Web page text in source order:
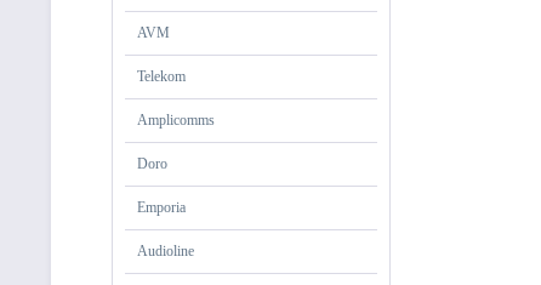
AVM
Telekom
Amplicomms
Doro
Emporia
Audioline